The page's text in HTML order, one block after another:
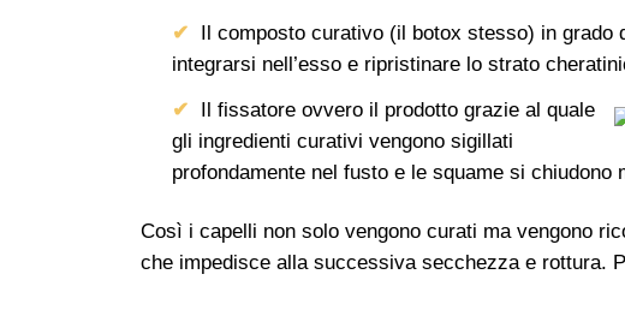
Il composto curativo (il botox stesso) in grado
integrarsi nell’esso e ripristinare lo strato
Il fissatore ovvero il prodotto grazie al quale
gli ingredienti curativi vengono sigillati
profondamente nel fusto e le squame si chiudono
Così i capelli non solo vengono curati ma vengono
che impedisce alla successiva secchezza e rottura.